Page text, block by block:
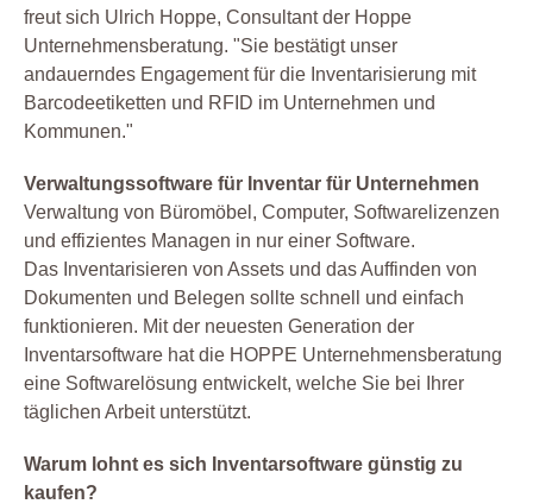
freut sich Ulrich Hoppe, Consultant der Hoppe
Unternehmensberatung. "Sie bestätigt unser
andauerndes Engagement für die Inventarisierung mit
Barcodeetiketten und RFID im Unternehmen und
Kommunen."
Verwaltungssoftware für Inventar für Unternehmen
Verwaltung von Büromöbel, Computer, Softwarelizenzen
und effizientes Managen in nur einer Software.
Das Inventarisieren von Assets und das Auffinden von
Dokumenten und Belegen sollte schnell und einfach
funktionieren. Mit der neuesten Generation der
Inventarsoftware hat die HOPPE Unternehmensberatung
eine Softwarelösung entwickelt, welche Sie bei Ihrer
täglichen Arbeit unterstützt.
Warum lohnt es sich Inventarsoftware günstig zu
kaufen?